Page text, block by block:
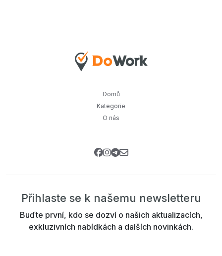
Domů
Kategorie
O nás
Přihlaste se k našemu newsletteru
Buďte první, kdo se dozví o našich aktualizacích,
exkluzivních nabídkách a dalších novinkách.